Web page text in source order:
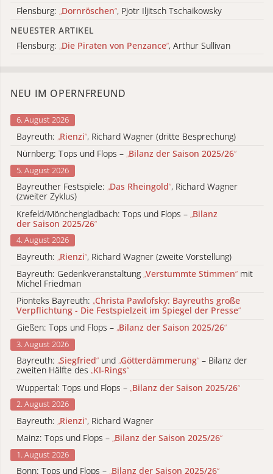
Flensburg: „Dornröschen“, Pjotr Iljitsch Tschaikowsky
NEUESTER ARTIKEL
Flensburg: „Die Piraten von Penzance“, Arthur Sullivan
NEU IM OPERNFREUND
6. August 2026
Bayreuth: „Rienzi“, Richard Wagner (dritte Besprechung)
Nürnberg: Tops und Flops – „Bilanz der Saison 2025/26“
5. August 2026
Bayreuther Festspiele: „Das Rheingold“, Richard Wagner
(zweiter Zyklus)
Krefeld/Mönchengladbach: Tops und Flops – „Bilanz
der Saison 2025/26“
4. August 2026
Bayreuth: „Rienzi“, Richard Wagner (zweite Vorstellung)
Bayreuth: Gedenkveranstaltung „Verstummte Stimmen“ mit
Michel Friedman
Pionteks Bayreuth: „Christa Pawlofsky: Bayreuths große
Verpflichtung - Die Festspielzeit im Spiegel der Presse“
Gießen: Tops und Flops – „Bilanz der Saison 2025/26“
3. August 2026
Bayreuth: „Siegfried“ und „Götterdämmerung“ – Bilanz der
zweiten Hälfte des „KI-Rings“
Wuppertal: Tops und Flops – „Bilanz der Saison 2025/26“
2. August 2026
Bayreuth: „Rienzi“, Richard Wagner
Mainz: Tops und Flops – „Bilanz der Saison 2025/26“
1. August 2026
Bonn: Tops und Flops – „Bilanz der Saison 2025/26“